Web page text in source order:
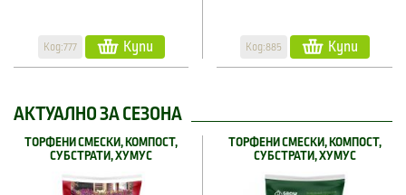
Код:777 Купи Код:885 Купи
АКТУАЛНО ЗА СЕЗОНА
ТОРФЕНИ СМЕСКИ, КОМПОСТ,
СУБСТРАТИ, ХУМУС
ТОРФЕНИ СМЕСКИ, КОМПОСТ,
СУБСТРАТИ, ХУМУС